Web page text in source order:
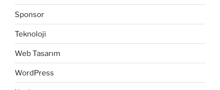
Sponsor
Teknoloji
Web Tasarım
WordPress